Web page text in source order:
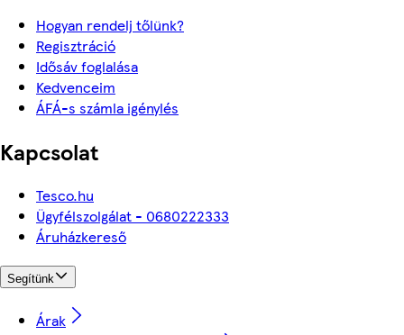
Hogyan rendelj tőlünk?
Regisztráció
Idősáv foglalása
Kedvenceim
ÁFÁ-s számla igénylés
Kapcsolat
Tesco.hu
Ügyfélszolgálat - 0680222333
Áruházkereső
Segítünk
Árak